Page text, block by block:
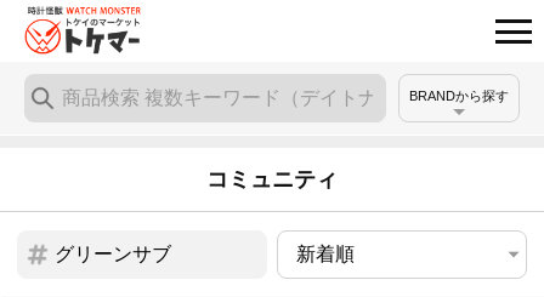
BRANDから探す
コミュニティ